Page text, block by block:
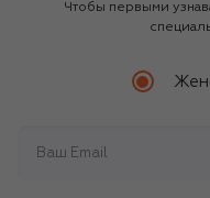
Чтобы первыми